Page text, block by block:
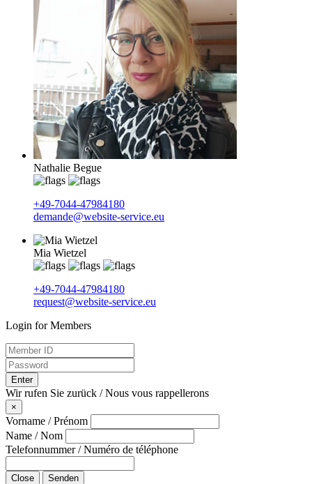
Nathalie Begue
+49-7044-47984180
demande@website-service.eu
Mia Wietzel
+49-7044-47984180
request@website-service.eu
Login for Members
Enter
Wir rufen Sie zurück / Nous vous rappellerons
×
Vorname / Prénom
Name / Nom
Telefonnummer / Numéro de téléphone
Close Senden